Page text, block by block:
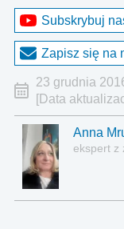
Subskrybuj
Zapisz się na
23 grudnia
[Data
Anna
ekspert z